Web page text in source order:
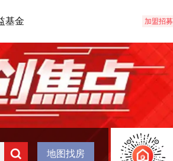
基金 加盟招募
地图找房